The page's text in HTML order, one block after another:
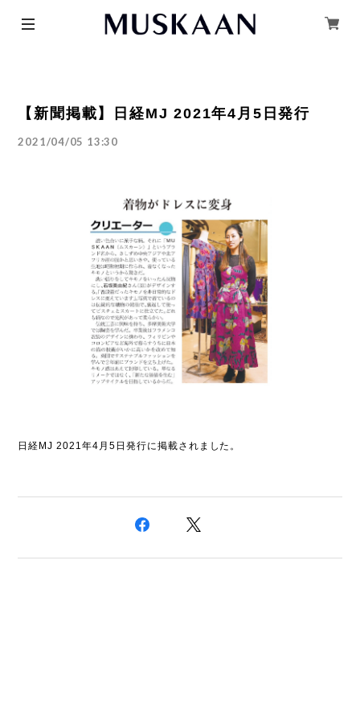
【新聞掲載】日経MJ 2021年4月5日発行
2021/04/05 13:30
日経MJ 2021年4月5日発行に掲載されました。